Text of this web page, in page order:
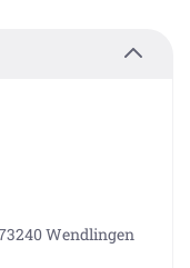
Wendlingen